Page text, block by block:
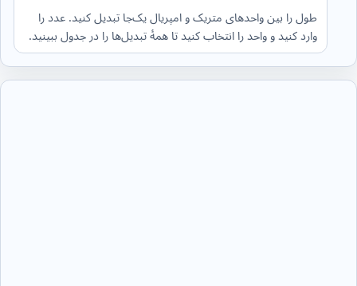
طول را بین واحدهای متریک و امپریال یک‌جا تبدیل کنید. عدد را
وارد کنید و واحد را انتخاب کنید تا همهٔ تبدیل‌ها را در جدول ببینید.